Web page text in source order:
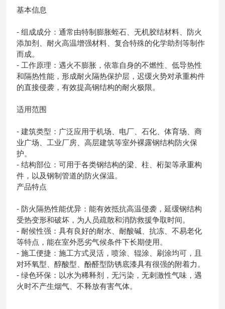
基本信息
- 组成成分：通常由特制膨胀蛭石、无机胶结材料、防火
添加剂、耐火高温增强材料、复合特殊的化学助剂等制作
而成。
- 工作原理：遇火不膨胀，依靠自身的不燃性、低导热性
和隔热性能，形成耐火隔热保护层，迟缓火势对承重构件
的直接侵袭，有效提高钢结构的耐火极限。
适用范围
- 建筑类型：广泛应用于机场、电厂、石化、体育场、商
业广场、工业厂房、高层建筑等室外裸露钢结构防火保
护。
- 结构部位：可用于各类钢结构的梁、柱、桁架等承重构
件，以及钢制管道的防火保温。
产品特点
- 防火隔热性能优异：能有效抵抗高温侵袭，延缓钢结构
受热变形和破坏，为人员疏散和消防救援争取时间。
- 耐候性强：具有良好的耐水、耐酸碱、抗冻、不易老化
等特点，能在室外恶劣气候条件下长期使用。
- 施工便捷：施工方式灵活，喷涂、辊涂、刷涂均可，且
对环氧型、醇酸型、酚醛型防锈底漆具有很强的附着力。
- 绿色环保：以水为稀释剂，无污染，无刺激性气味，遇
火时不产生烟气、不释放有害气体。